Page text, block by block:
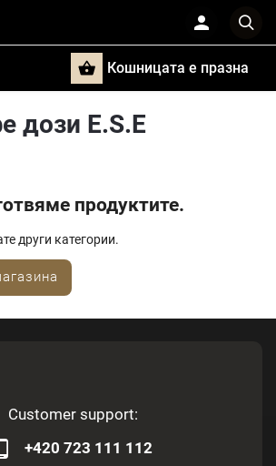
Кошницата e празна
дози E.S.E
продуктите.
други категории.
Customer support:
+420 723 111 112